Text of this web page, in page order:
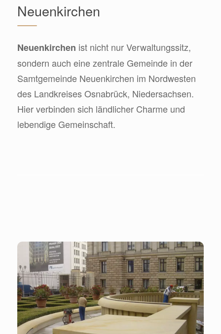
Neuenkirchen
Neuenkirchen ist nicht nur Verwaltungssitz,
sondern auch eine zentrale Gemeinde in der
Samtgemeinde Neuenkirchen im Nordwesten
des Landkreises Osnabrück, Niedersachsen.
Hier verbinden sich ländlicher Charme und
lebendige Gemeinschaft.